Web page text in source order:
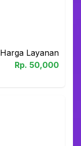
Harga Layanan
Rp. 50,000